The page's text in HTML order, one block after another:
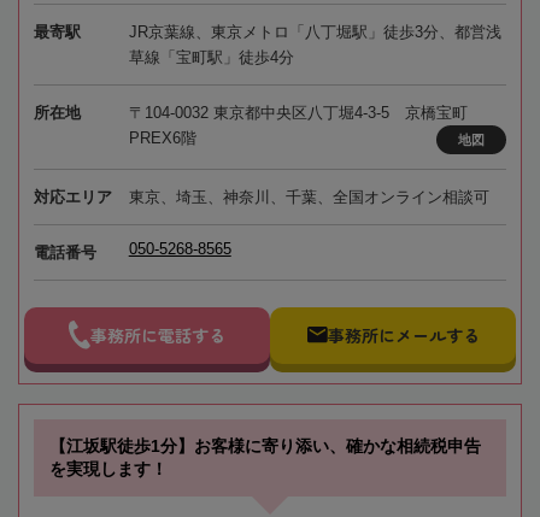
最寄駅
JR京葉線、東京メトロ「八丁堀駅」徒歩3分、都営浅
草線「宝町駅」徒歩4分
所在地
〒104-0032 東京都中央区八丁堀4-3-5 京橋宝町
PREX6階
地図
対応エリア 東京、埼玉、神奈川、千葉、全国オンライン相談可
電話番号 050-5268-8565
事務所に電話する 事務所にメールする
【江坂駅徒歩1分】お客様に寄り添い、確かな相続税申告
を実現します！